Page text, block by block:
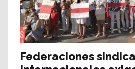
Federaciones